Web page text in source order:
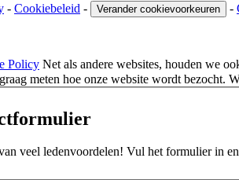
- Cookiebeleid - Verander cookievoorkeuren -
Policy Net als andere websites, houden we
meten hoe onze website wordt bezocht.
veel ledenvoordelen! Vul het formulier in